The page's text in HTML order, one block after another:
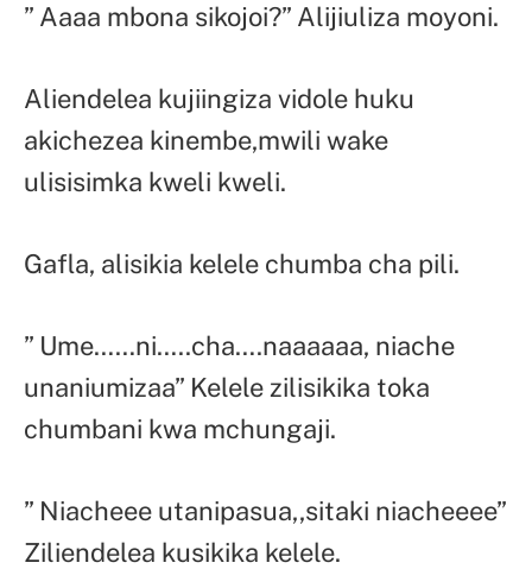
” Aaaa mbona sikojoi?” Alijiuliza moyoni.
Aliendelea kujiingiza vidole huku
akichezea kinembe,mwili wake
ulisisimka kweli kweli.
Gafla, alisikia kelele chumba cha pili.
” Ume……ni…..cha….naaaaaa, niache
unaniumizaa” Kelele zilisikika toka
chumbani kwa mchungaji.
” Niacheee utanipasua,,sitaki niacheeee”
Ziliendelea kusikika kelele.